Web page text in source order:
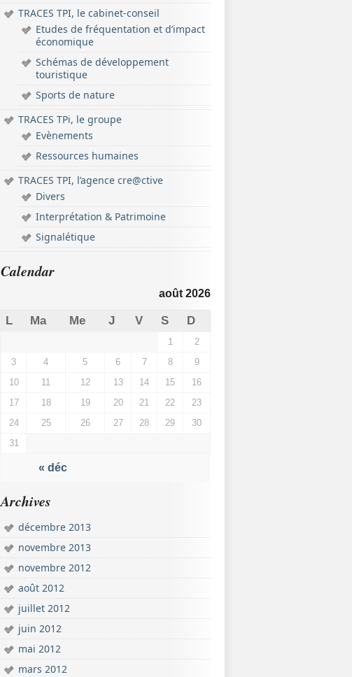
TRACES TPI, le cabinet-conseil
Etudes de fréquentation et d’impact
économique
Schémas de développement
touristique
Sports de nature
TRACES TPi, le groupe
Evènements
Ressources humaines
TRACES TPI, l’agence cre@ctive
Divers
Interprétation & Patrimoine
Signalétique
Calendar
août 2026
L Ma Me J V S D
« déc
1
2
3
4 5 6 7 8
9
10
11 12 13 14 15
16
17
18 19 20 21 22
23
24
25 26 27 28 29
30
31
Archives
décembre 2013
novembre 2013
novembre 2012
août 2012
juillet 2012
juin 2012
mai 2012
mars 2012